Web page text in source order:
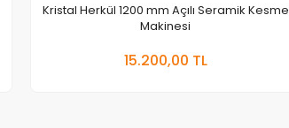
Kristal Herkül 1200 mm Açılı Seramik Kesme
Makinesi
15.200,00 TL